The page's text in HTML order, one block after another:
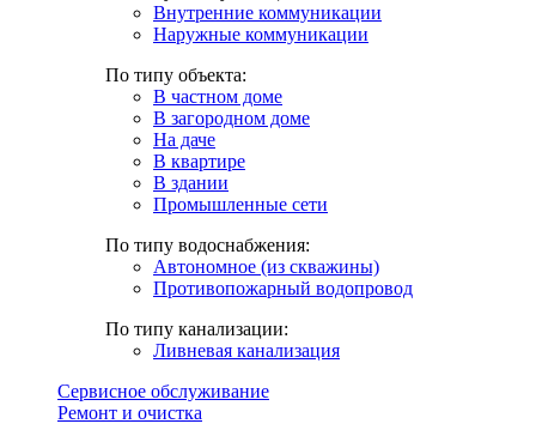
Внутренние коммуникации
Наружные коммуникации
По типу объекта:
В частном доме
В загородном доме
На даче
В квартире
В здании
Промышленные сети
По типу водоснабжения:
Автономное (из скважины)
Противопожарный водопровод
По типу канализации:
Ливневая канализация
Сервисное обслуживание
Ремонт и очистка